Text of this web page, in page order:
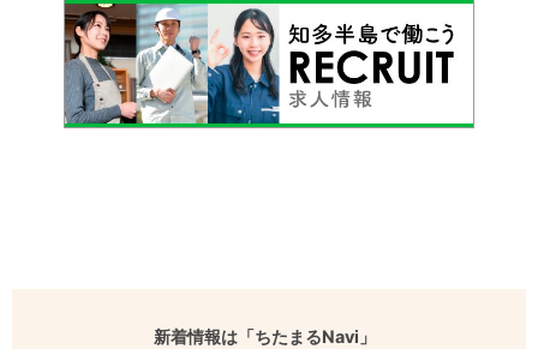
新着情報は「ちたまるNavi」